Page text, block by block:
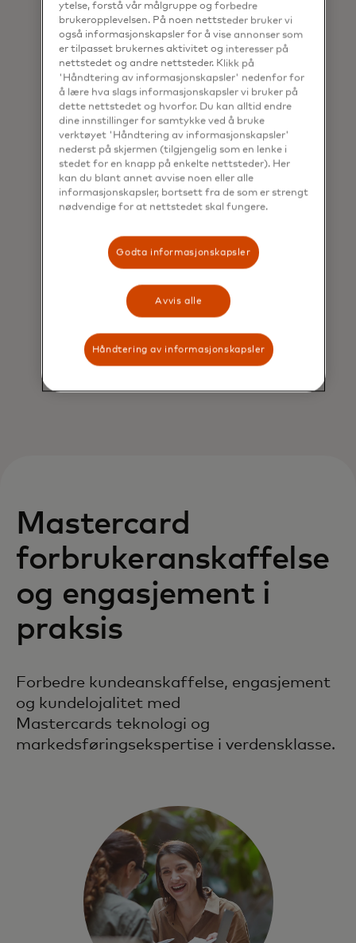
Mastercard
forbrukeranskaffelse
og engasjement i
praksis
Forbedre kundeanskaffelse, engasjement
og kundelojalitet med
Mastercards teknologi og
markedsføringsekspertise i verdensklasse.
ytelse, forstå vår målgruppe og forbedre
brukeropplevelsen. På noen nettsteder bruker vi
også informasjonskapsler for å vise annonser som
er tilpasset brukernes aktivitet og interesser på
nettstedet og andre nettsteder. Klikk på
'Håndtering av informasjonskapsler' nedenfor for
å lære hva slags informasjonskapsler vi bruker på
dette nettstedet og hvorfor. Du kan alltid endre
dine innstillinger for samtykke ved å bruke
verktøyet 'Håndtering av informasjonskapsler'
nederst på skjermen (tilgjengelig som en lenke i
stedet for en knapp på enkelte nettsteder). Her
kan du blant annet avvise noen eller alle
informasjonskapsler, bortsett fra de som er strengt
nødvendige for at nettstedet skal fungere.
Godta informasjonskapsler
Avvis alle
Håndtering av informasjonskapsler